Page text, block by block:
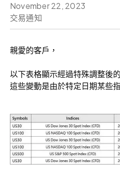
November 22, 2023
交易通知
親愛的客戶，
以下表格顯示經過特殊調整後
這些變動是由於特定日期某些